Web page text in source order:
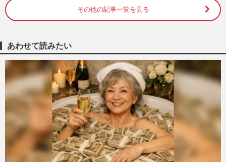
週刊女性2026年7月28日・8月4日号 2026/7/29
西仁来場で《一旦お疲れ様でした》匂わせ
た“伝説のシンメ”復活ステ…
週刊女性2025年12月2日・9日号
【独自】『KAT-TUN』6人が再集結か、亀
梨和也と赤西仁が「秋に驚く発表」田中聖
の刑期満了と重なる“匂わせ…
週刊女性2026年8月11日号 2026/7/28
元KAT-TUN・赤西仁の〈42歳のバースデ
その他の記事一覧を見る
あわせて読みたい